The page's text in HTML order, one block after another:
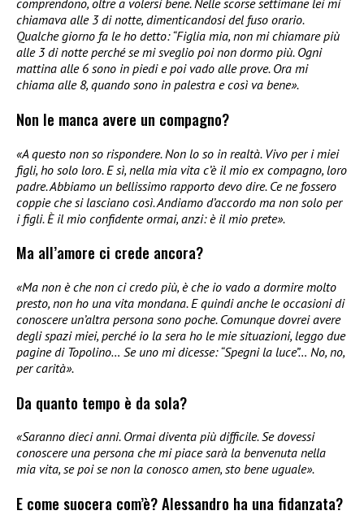
comprendono, oltre a volersi bene. Nelle scorse settimane lei mi
chiamava alle 3 di notte, dimenticandosi del fuso orario.
Qualche giorno fa le ho detto: “Figlia mia, non mi chiamare più
alle 3 di notte perché se mi sveglio poi non dormo più. Ogni
mattina alle 6 sono in piedi e poi vado alle prove. Ora mi
chiama alle 8, quando sono in palestra e così va bene».
Non le manca avere un compagno?
«A questo non so rispondere. Non lo so in realtà. Vivo per i miei
figli, ho solo loro. E sì, nella mia vita c’è il mio ex compagno, loro
padre. Abbiamo un bellissimo rapporto devo dire. Ce ne fossero
coppie che si lasciano così. Andiamo d’accordo ma non solo per
i figli. È il mio confidente ormai, anzi: è il mio prete».
Ma all’amore ci crede ancora?
«Ma non è che non ci credo più, è che io vado a dormire molto
presto, non ho una vita mondana. E quindi anche le occasioni di
conoscere un’altra persona sono poche. Comunque dovrei avere
degli spazi miei, perché io la sera ho le mie situazioni, leggo due
pagine di Topolino… Se uno mi dicesse: “Spegni la luce”… No, no,
per carità».
Da quanto tempo è da sola?
«Saranno dieci anni. Ormai diventa più difficile. Se dovessi
conoscere una persona che mi piace sarà la benvenuta nella
mia vita, se poi se non la conosco amen, sto bene uguale».
E come suocera com’è? Alessandro ha una fidanzata?